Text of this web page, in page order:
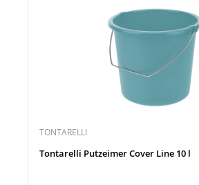
TONTARELLI
Tontarelli Putzeimer Cover Line 10 l